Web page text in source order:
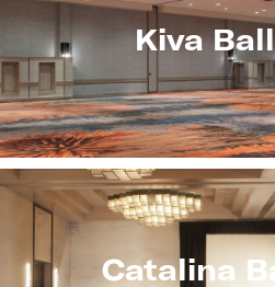
Kiva
Catalina